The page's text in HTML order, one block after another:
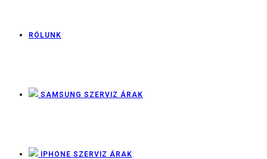
RÓLUNK
SAMSUNG SZERVIZ ÁRAK
IPHONE SZERVIZ ÁRAK